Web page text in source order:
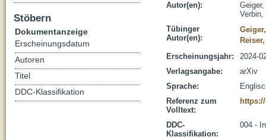
Autor(en):
Verbin,
Tübinger
Autor(en):
Erscheinungsjahr:
2024-
Verlagsangabe:
arXiv
Sprache:
Referenz zum
Volltext:
DDC-
Klassifikation:
004 -
Stöbern
Dokumentanzeige
Erscheinungsdatum
Autoren
Titel
DDC-Klassifikation